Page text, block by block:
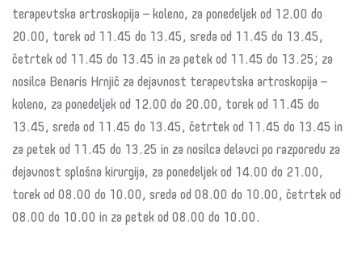
terapevtska artroskopija – koleno, za ponedeljek od 12.00 do
20.00, torek od 11.45 do 13.45, sreda od 11.45 do 13.45,
četrtek od 11.45 do 13.45 in za petek od 11.45 do 13.25; za
nosilca Benaris Hrnjič za dejavnost terapevtska artroskopija –
koleno, za ponedeljek od 12.00 do 20.00, torek od 11.45 do
13.45, sreda od 11.45 do 13.45, četrtek od 11.45 do 13.45 in
za petek od 11.45 do 13.25 in za nosilca delavci po razporedu za
dejavnost splošna kirurgija, za ponedeljek od 14.00 do 21.00,
torek od 08.00 do 10.00, sreda od 08.00 do 10.00, četrtek od
08.00 do 10.00 in za petek od 08.00 do 10.00.